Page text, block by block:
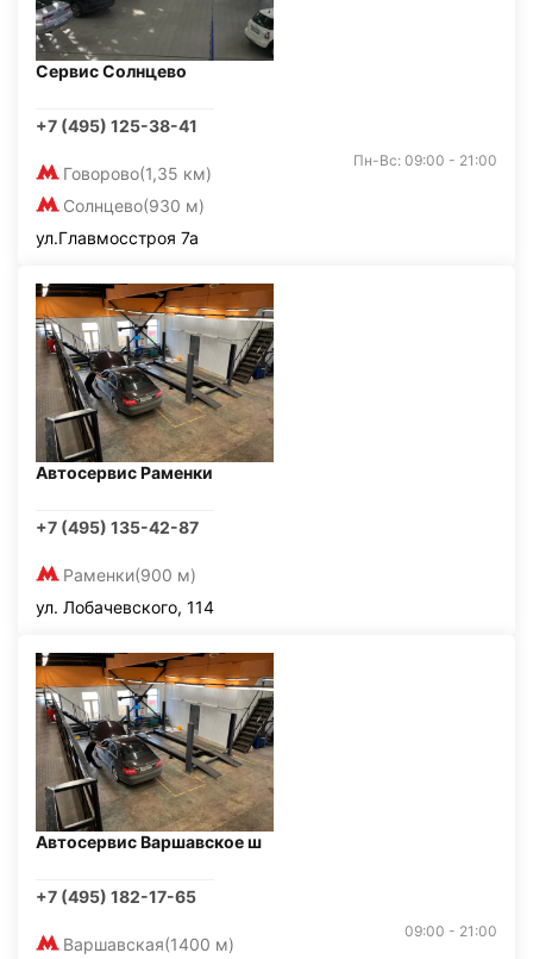
Сервис Солнцево
+7 (495) 125-38-41
Говорово(1,35 км)
Солнцево(930 м)
Пн-Вс: 09:00 - 21:00
ул.Главмосстроя 7а
Автосервис Раменки
+7 (495) 135-42-87
Раменки(900 м)
ул. Лобачевского, 114
Автосервис Варшавское ш
+7 (495) 182-17-65
Варшавская(1400 м)
09:00 - 21:00